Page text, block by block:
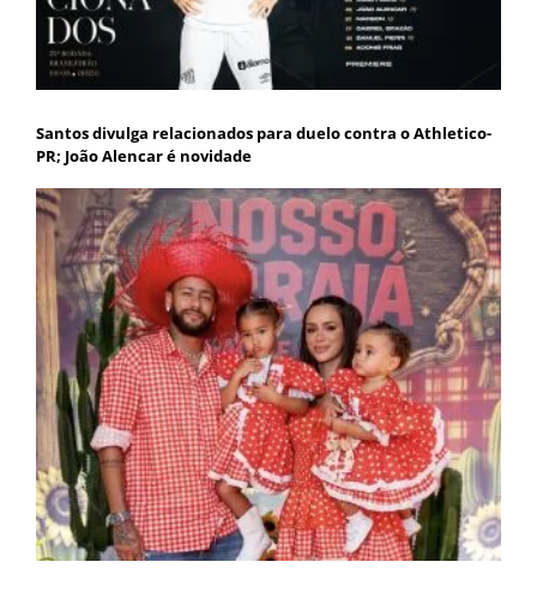
Santos divulga relacionados para duelo contra o Athletico-
PR; João Alencar é novidade